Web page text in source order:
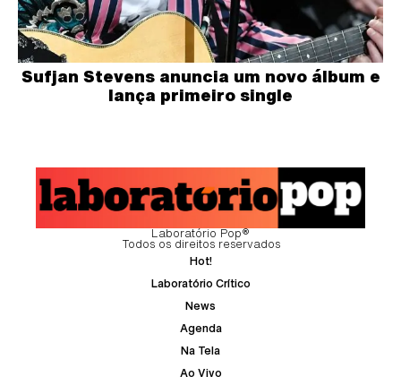
Sufjan Stevens anuncia um novo álbum e
lança primeiro single
Laboratório Pop®
Todos os direitos reservados
Hot!
Laboratório Crítico
News
Agenda
Na Tela
Ao Vivo